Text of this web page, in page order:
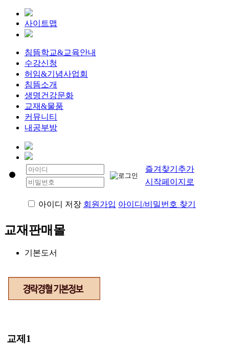
사이트맵
침뜸학교&교육안내
수강신청
허임&기념사업회
침뜸소개
생명건강문화
교재&물품
커뮤니티
내공부방
즐겨찾기추가
시작페이지로
아이디 저장 회원가입 아이디/비밀번호 찾기
교재판매몰
기본도서
교제1